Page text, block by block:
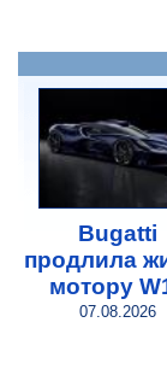
Bugatti
продлила
мотору
07.08.2026